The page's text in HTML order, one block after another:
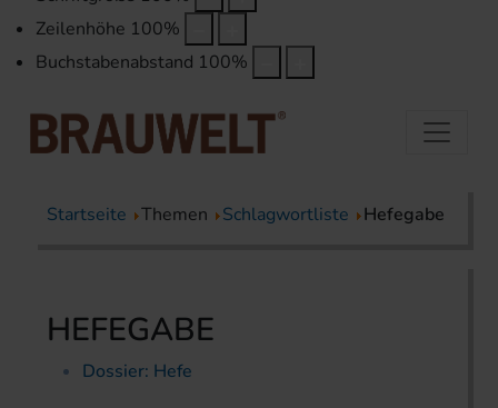
Zeilenhöhe 100%
Buchstabenabstand 100%
Startseite Themen Schlagwortliste Hefegabe
HEFEGABE
Dossier: Hefe